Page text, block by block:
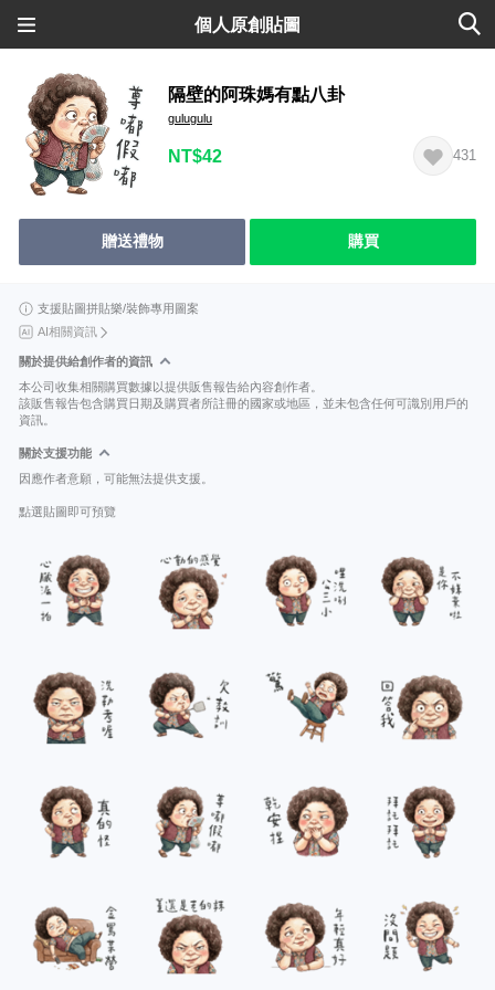
個人原創貼圖
隔壁的阿珠媽有點八卦
gulugulu
NT$42 431
贈送禮物 購買
支援貼圖拼貼樂/裝飾專用圖案
AI相關資訊
關於提供給創作者的資訊
本公司收集相關購買數據以提供販售報告給內容創作者。
該販售報告包含購買日期及購買者所註冊的國家或地區，並未包含任何可識別用戶的
資訊。
關於支援功能
因應作者意願，可能無法提供支援。
點選貼圖即可預覽